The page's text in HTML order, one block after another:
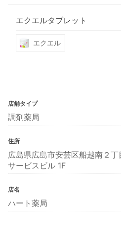
エクエルタブレット
エクエル
店舗タイプ
調剤薬局
住所
広島県広島市安芸区船越南２
サービスビル 1F
店名
ハート薬局